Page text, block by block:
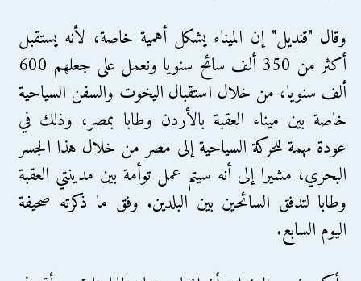
وقال "قنديل" إن الميناء يشكل أهمية خاصة، لأنه يستقبل
أكثر من 350 ألف سائح سنويا ونعمل على جعلهم 600
ألف سنويا، من خلال استقبال اليخوت والسفن السياحية
خاصة بين ميناء العقبة بالأردن وطابا بمصر، وذلك في
عودة مهمة للحركة السياحية إلى مصر من خلال هذا الجسر
البحري، مشيرا إلى أنه سيتم عمل توأمة بين مدينتي العقبة
وطابا لتدفق السائحين بين البلدين. وفق ما ذكرته صحيفة
اليوم السابع.